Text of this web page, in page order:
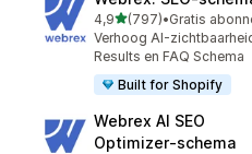
4,9van 5 sterren
(797)
797 recensies in totaal
•
Verhoog AI-
Results en FAQ Schema
Built for Shopify
Webrex AI SEO
Optimizer‑schema